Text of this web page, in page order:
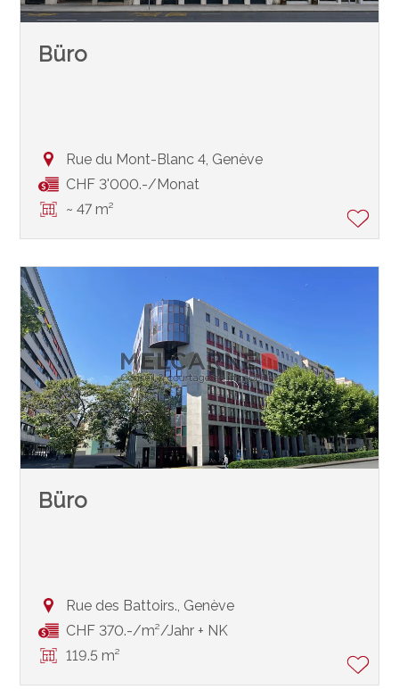
Büro
Rue du Mont-Blanc 4, Genève
CHF 3'000.-/Monat
~ 47 m²
Büro
Rue des Battoirs., Genève
CHF 370.-/m²/Jahr + NK
119.5 m²